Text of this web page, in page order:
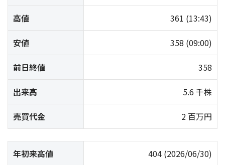
高値 361 (13:43)
安値 358 (09:00)
前日終値 358
出来高 5.6 千株
売買代金 2 百万円
年初来高値 404 (2026/06/30)